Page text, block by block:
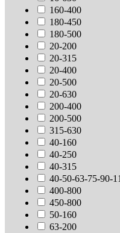
160-400
180-450
180-500
20-200
20-315
20-400
20-500
20-630
200-400
200-500
315-630
40-160
40-250
40-315
40-50-63-75-90-
400-800
450-800
50-160
63-200